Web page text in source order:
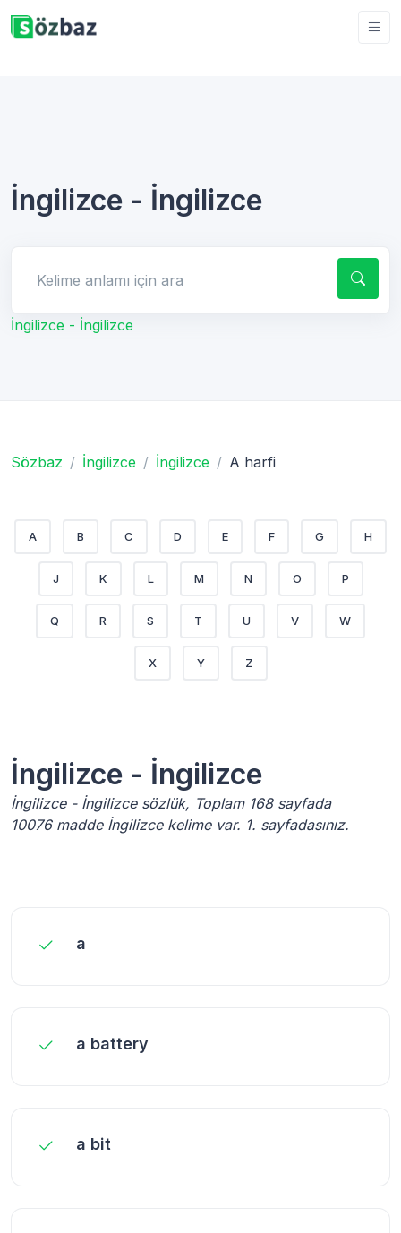
İngilizce - İngilizce
İngilizce - İngilizce
Sözbaz İngilizce İngilizce A harfi
A B C D E F G H
J K L M N O P
Q R S T U V W
X Y Z
İngilizce - İngilizce
İngilizce - İngilizce sözlük, Toplam 168 sayfada
10076 madde İngilizce kelime var. 1. sayfadasınız.
a
a battery
a bit